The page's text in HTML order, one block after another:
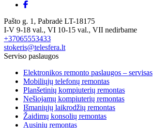
Pašto g. 1, Pabradė LT-18175
I-V 9-18 val., VI 10-15 val., VII nedirbame
+37065553433
stokeris@telesfera.lt
Serviso paslaugos
Elektronikos remonto paslaugos – servisas
Mobiliųjų telefonų remontas
Planšetinių kompiuterių remontas
Nešiojamų kompiuterių remontas
Išmaniųjų laikrodžių remontas
Žaidimų konsolių remontas
Ausinių remontas